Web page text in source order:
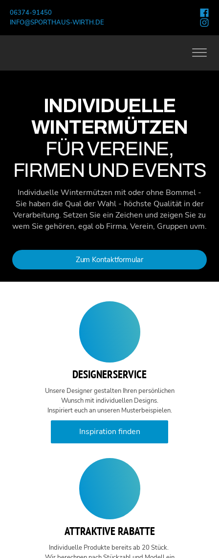
06374-91450
INFO@SPORTHAUS-WIRTH.DE
INDIVIDUELLE
WINTERMÜTZEN
FÜR VEREINE,
FIRMEN UND EVENTS
Individuelle Wintermützen mit oder ohne Bommel -
Sie haben die Qual der Wahl - höchste Qualität in der
Verarbeitung. Setzen Sie ein Zeichen und zeigen Sie zu
wem Sie gehören, egal ob Firma, Verein, Gruppen uvm.
Zum Kontaktformular
DESIGNERSERVICE
Unsere Designer gestalten Ihren persönlichen
Wunsch mit individuellen Designs.
Inspiriert euch an unseren Musterbeispielen.
Inspiration finden
ATTRAKTIVE RABATTE
Individuelle Produkte bereits ab 20 Stück.